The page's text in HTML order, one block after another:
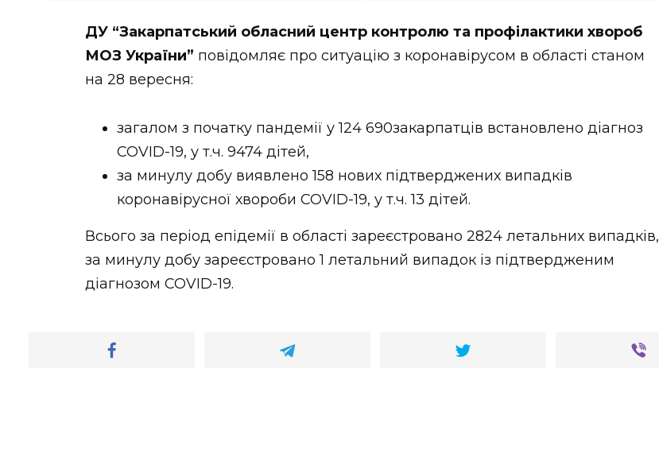
ДУ “Закарпатський обласний центр контролю та профілактики хвороб
МОЗ України” повідомляє про ситуацію з коронавірусом в області станом
на 28 вересня:
загалом з початку пандемії у 124 690закарпатців встановлено діагноз
COVID-19, у т.ч. 9474 дітей,
за минулу добу виявлено 158 нових підтверджених випадків
коронавірусної хвороби COVID-19, у т.ч. 13 дітей.
Всього за період епідемії в області зареєстровано 2824 летальних випадків,
за минулу добу зареєстровано 1 летальний випадок із підтвердженим
діагнозом COVID-19.